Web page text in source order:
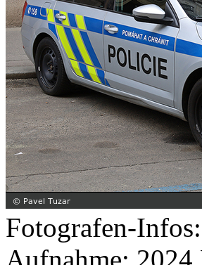
Fotografen-Infos:
Aufnahme: 2024